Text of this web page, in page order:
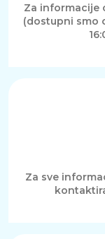
Za informacije
(dostupni smo
Za sve